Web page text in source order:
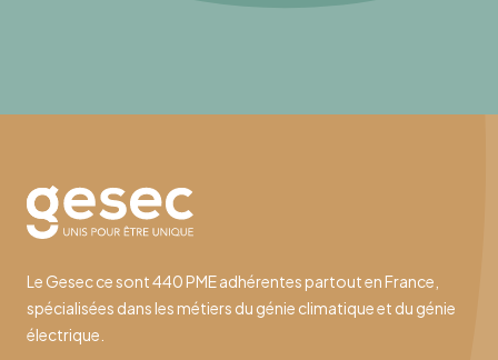
Le Gesec ce sont 440 PME adhérentes partout en France,
spécialisées dans les métiers du génie climatique et du génie
électrique.